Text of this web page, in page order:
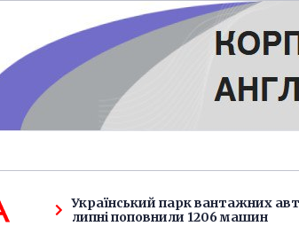
Український парк вантажних
липні поповнили 1206 машин